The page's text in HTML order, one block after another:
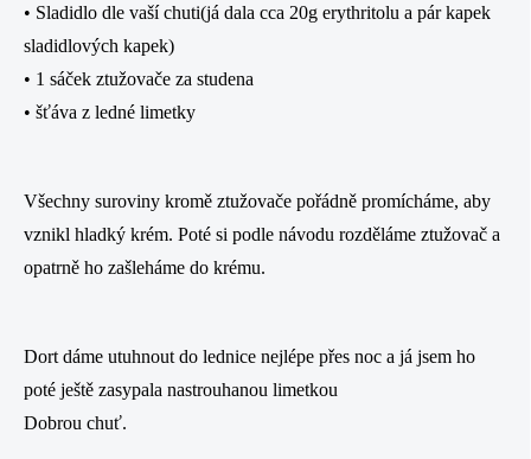
• Sladidlo dle vaší chuti(já dala cca 20g erythritolu a pár kapek
sladidlových kapek)
• 1 sáček ztužovače za studena
• šťáva z ledné limetky
Všechny suroviny kromě ztužovače pořádně promícháme, aby
vznikl hladký krém. Poté si podle návodu rozděláme ztužovač a
opatrně ho zašleháme do krému.
Dort dáme utuhnout do lednice nejlépe přes noc a já jsem ho
poté ještě zasypala nastrouhanou limetkou
Dobrou chuť.